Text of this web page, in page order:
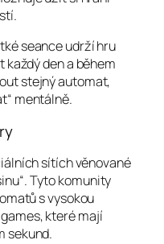
seance udrží hru
každý den a během
stejný automat,
mentálně.
sítích věnované
Tyto komunity
s vysokou
které mají
sekund.